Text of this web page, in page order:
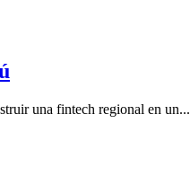
una fintech regional en un...